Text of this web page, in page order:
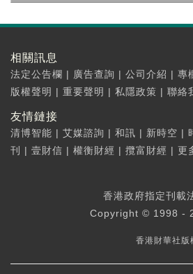
相關訊息
法定公告欄 | 廣告查詢 | 公司介紹 | 專
版權聲明 | 重要聲明 | 私隱政策 | 聯絡
友情鏈接
清博智能 | 艾媒諮詢 | 和訊 | 新時空 |
刊
| 壹財信 | 權衡財經 | 攬富財經 | 更
香港政府指定刊載
Copyright © 1998 -
香港財華社版